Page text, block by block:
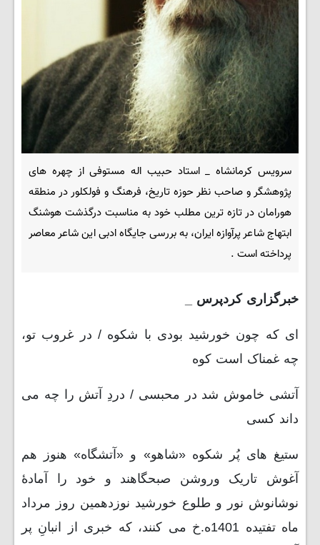
سرویس کرمانشاه _ استاد حبیب اله مستوفی از چهره های
پژوهشگر و صاحب نظر حوزه تاریخ، فرهنگ و فولکلور در منطقه
هورامان در تازه ترین مطلب خود به مناسبت درگذشت هوشنگ
ابتهاج شاعر پرآوازه ایران، به بررسی جایگاه ادبی این شاعر معاصر
پرداخته است .
خبرگزاری کردپرس _
ای که چون خورشید بودی با شکوه / در غروب تو،
چه غمناک است کوه
آتشی خاموش شد در محبسی / دردِ آتش را چه می
داند کسی
ستیغ های پُر شکوه «شاهو» و «آتشگاه» هنوز هم
آغوش تاریک وروشن صبحگاهند و خود را آمادۀ
نوشانوش نور و طلوع خورشید نوزدهمین روز مرداد
ماه تفتیده 1401ه.خ می کنند، که خبری از انبانِ پر